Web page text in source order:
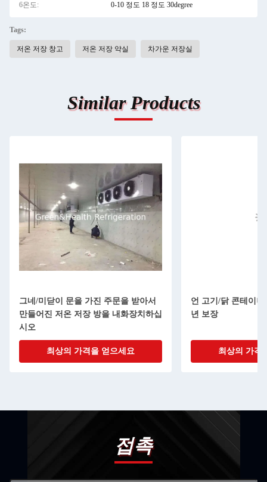
6온도: 0-10 정도 18 정도 30degree
Tags:
저온 저장 창고 저온 저장 약실 차가운 저장실
Similar Products
그네/미닫이 문을 가진 주문을 받아서
만들어진 저온 저장 방을 내화장치하십
시오
최상의 가격을 얻으세요
언 고기/닭 콘테이
년 보장
최상의 가격
접촉